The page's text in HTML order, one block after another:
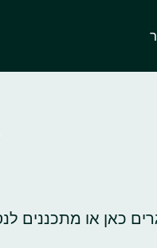
כאן או מתכננים